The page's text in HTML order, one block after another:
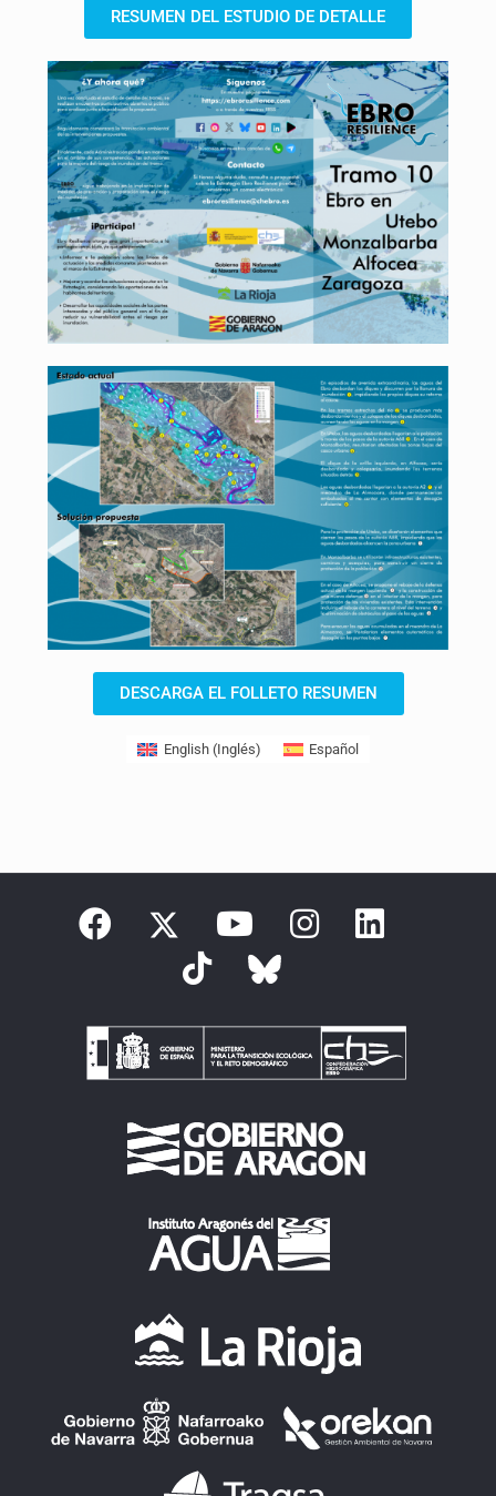
RESUMEN DEL ESTUDIO DE DETALLE
DESCARGA EL FOLLETO RESUMEN
English(Inglés) Español